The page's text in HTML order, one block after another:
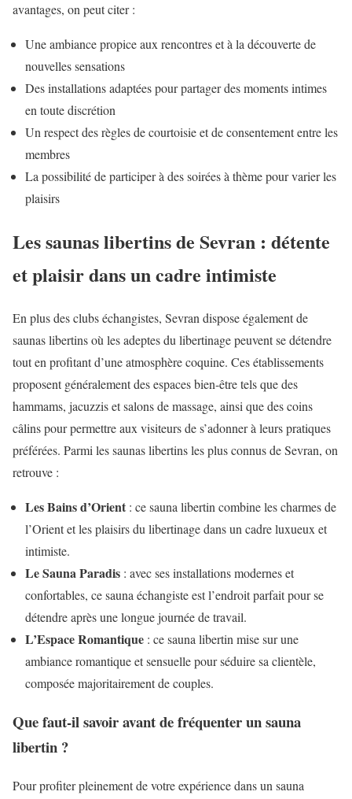
avantages, on peut citer :
Une ambiance propice aux rencontres et à la découverte de
nouvelles sensations
Des installations adaptées pour partager des moments intimes
en toute discrétion
Un respect des règles de courtoisie et de consentement entre les
membres
La possibilité de participer à des soirées à thème pour varier les
plaisirs
Les saunas libertins de Sevran : détente
et plaisir dans un cadre intimiste
En plus des clubs échangistes, Sevran dispose également de
saunas libertins où les adeptes du libertinage peuvent se détendre
tout en profitant d’une atmosphère coquine. Ces établissements
proposent généralement des espaces bien-être tels que des
hammams, jacuzzis et salons de massage, ainsi que des coins
câlins pour permettre aux visiteurs de s’adonner à leurs pratiques
préférées. Parmi les saunas libertins les plus connus de Sevran, on
retrouve :
Les Bains d’Orient : ce sauna libertin combine les charmes de
l’Orient et les plaisirs du libertinage dans un cadre luxueux et
intimiste.
Le Sauna Paradis : avec ses installations modernes et
confortables, ce sauna échangiste est l’endroit parfait pour se
détendre après une longue journée de travail.
L’Espace Romantique : ce sauna libertin mise sur une
ambiance romantique et sensuelle pour séduire sa clientèle,
composée majoritairement de couples.
Que faut-il savoir avant de fréquenter un sauna
libertin ?
Pour profiter pleinement de votre expérience dans un sauna